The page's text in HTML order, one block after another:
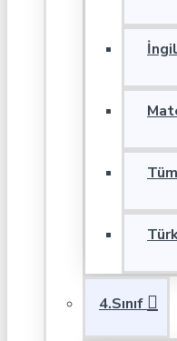
4.Sınıf